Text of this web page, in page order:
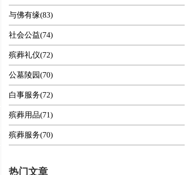
与佛有缘(83)
社会公益(74)
殡葬礼仪(72)
公墓陵园(70)
白事服务(72)
殡葬用品(71)
殡葬服务(70)
热门文章